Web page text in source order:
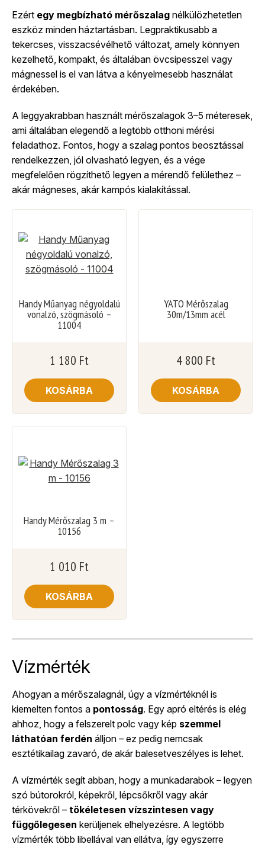
Ezért egy megbízható mérőszalag nélkülözhetetlen
eszköz minden háztartásban. Legpraktikusabb a
tekercses, visszacsévélhető változat, amely könnyen
kezelhető, kompakt, és általában övcsipesszel vagy
mágnessel is el van látva a kényelmesebb használat
érdekében.
A leggyakrabban használt mérőszalagok 3–5 méteresek,
ami általában elegendő a legtöbb otthoni mérési
feladathoz. Fontos, hogy a szalag pontos beosztással
rendelkezzen, jól olvasható legyen, és a vége
megfelelően rögzíthető legyen a mérendő felülethez –
akár mágneses, akár kampós kialakítással.
Handy Műanyag négyoldalú
vonalzó, szögmásoló –
11004
1 180 Ft
KOSÁRBA
YATO Mérőszalag
30m/13mm acél
4 800 Ft
KOSÁRBA
Handy Mérőszalag 3 m –
10156
1 010 Ft
KOSÁRBA
Vízmérték
Ahogyan a mérőszalagnál, úgy a vízmértéknél is
kiemelten fontos a pontosság. Egy apró eltérés is elég
ahhoz, hogy a felszerelt polc vagy kép szemmel
láthatóan ferdén álljon – ez pedig nemcsak
esztétikailag zavaró, de akár balesetveszélyes is lehet.
A vízmérték segít abban, hogy a munkadarabok – legyen
szó bútorokról, képekről, lépcsőkről vagy akár
térkövekről – tökéletesen vízszintesen vagy
függőlegesen kerüljenek elhelyezésre. A legtöbb
vízmérték több libellával van ellátva, így egyszerre